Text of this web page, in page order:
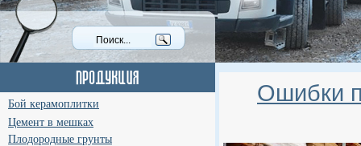
Бой керамоплитки
Цемент в мешках
Плодородные грунты
Ошибки